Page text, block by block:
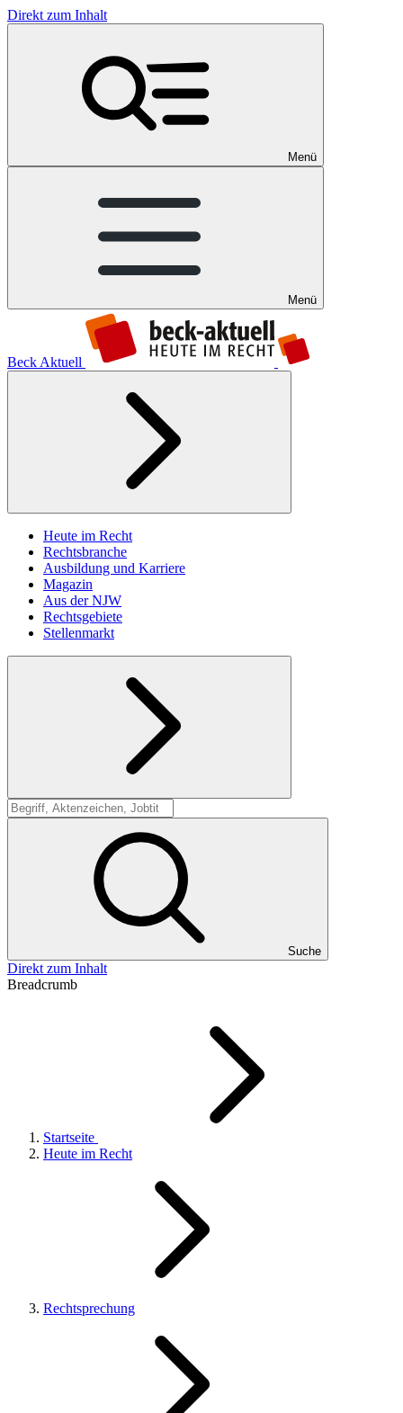
Direkt zum Inhalt
Menü
Menü
Beck Aktuell
Heute im Recht
Rechtsbranche
Ausbildung und Karriere
Magazin
Aus der NJW
Rechtsgebiete
Stellenmarkt
Suche
Suche
Direkt zum Inhalt
Breadcrumb
Startseite
Heute im Recht
Rechtsprechung